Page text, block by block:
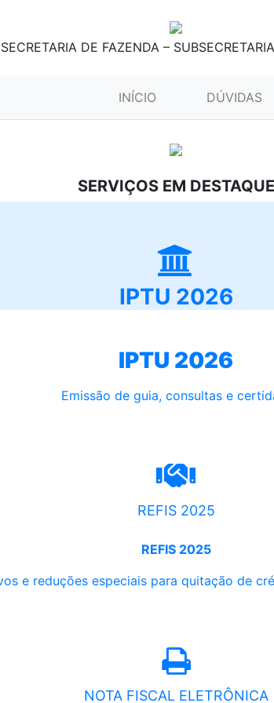
SECRETARIA DE FAZENDA –
INÍCIO (CURRENT)DÚVIDAS
SERVIÇOS EM DESTAQUE
IPTU 2026
IPTU 2026
Emissão de guia, consultas e
REFIS 2025
REFIS 2025
e reduções especiais para quitação de
NOTA FISCAL ELETRÔNICA